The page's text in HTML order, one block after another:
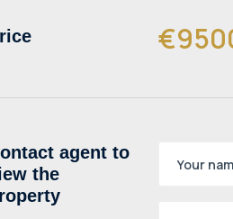
agent to
the